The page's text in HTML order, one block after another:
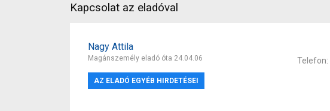
Kapcsolat az eladóval
Nagy Attila
Magánszemély eladó óta 24.04.06
AZ ELADÓ EGYÉB HIRDETÉSEI
Telefon